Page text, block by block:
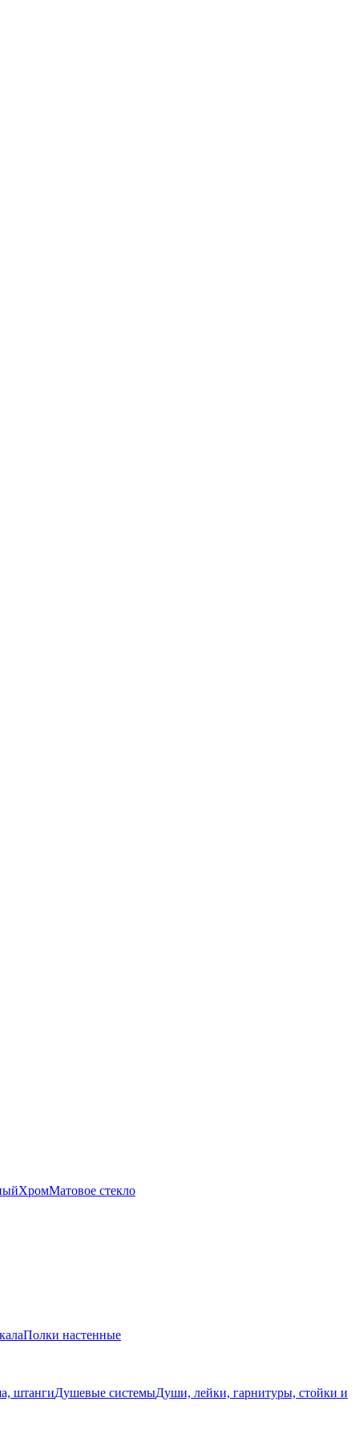
ХромМатовое стекло
Полки настенные
штангиДушевые системыДуши, лейки, гарнитуры, стойки и